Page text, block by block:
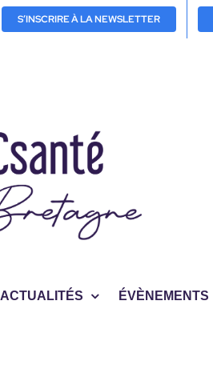
S’INSCRIRE À LA NEWSLETTER
ACTUALITÉS ÉVÈNEMENTS